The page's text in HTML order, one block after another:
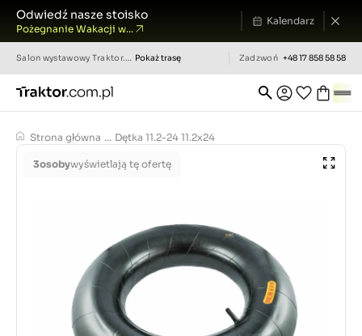
Odwiedź nasze stoisko
Pożegnanie Wakacji w...
Kalendarz
Salon wystawowy Traktor.com.pl Pokaż trasę Zadzwoń +48 17 858 58 58
Strona główna ... Dętka 11.2-24 11.2x24
3osobywyświetlają tę ofertę